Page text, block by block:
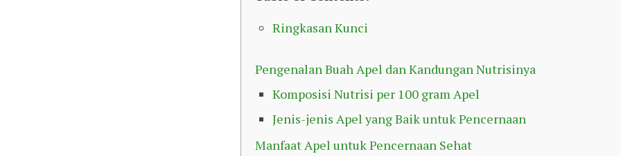
Ringkasan Kunci
Pengenalan Buah Apel dan Kandungan Nutrisinya
Komposisi Nutrisi per 100 gram Apel
Jenis-jenis Apel yang Baik untuk Pencernaan
Manfaat Apel untuk Pencernaan Sehat